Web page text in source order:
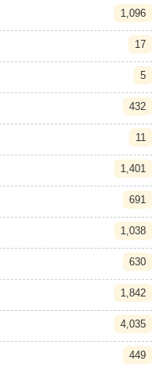
1,096
17
5
432
11
1,401
691
1,038
630
1,842
4,035
449